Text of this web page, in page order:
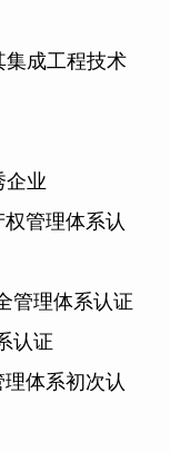
集成工程技术
业
管理体系认
管理体系认证
认证
体系初次认